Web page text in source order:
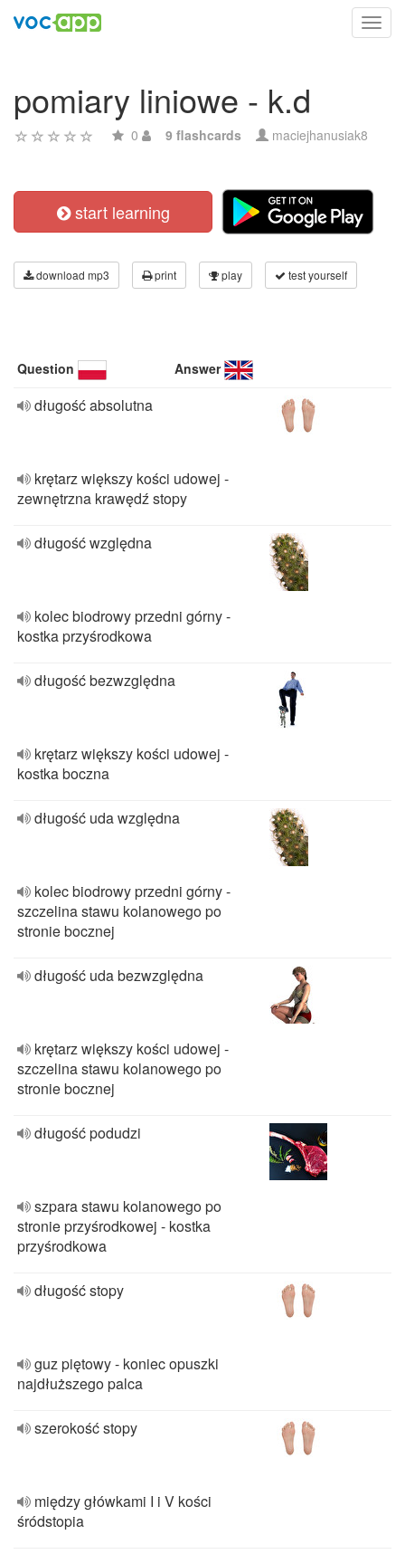
pomiary liniowe - k.d
0 9 flashcards maciejhanusiak8
start learning
download mp3 print play test yourself
Question Answer
długość absolutna
krętarz większy kości udowej -
zewnętrzna krawędź stopy
długość względna
kolec biodrowy przedni górny -
kostka przyśrodkowa
długość bezwzględna
krętarz większy kości udowej -
kostka boczna
długość uda względna
kolec biodrowy przedni górny -
szczelina stawu kolanowego po
stronie bocznej
długość uda bezwzględna
krętarz większy kości udowej -
szczelina stawu kolanowego po
stronie bocznej
długość podudzi
szpara stawu kolanowego po
stronie przyśrodkowej - kostka
przyśrodkowa
długość stopy
guz piętowy - koniec opuszki
najdłuższego palca
szerokość stopy
między główkami I i V kości
śródstopia